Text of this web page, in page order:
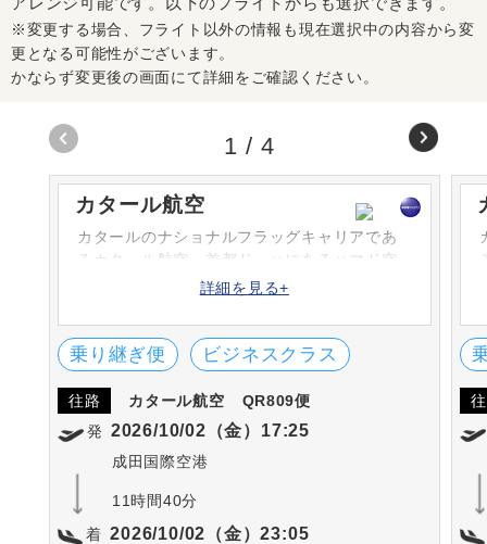
※変更する場合、フライト以外の情報も現在選択中の内容から変
更となる可能性がございます。
かならず変更後の画面にて詳細をご確認ください。
カタール航空
カタールのナショナルフラッグキャリアであ
るカタール航空。首都ドーハにあるハマド空
港を本拠地とし、コードシェアも含め150以上
評価は国際的にも高く、数々の賞を受賞して
いる。
詳細を見る+
乗り継ぎ便 ビジネスクラス
往路 カタール航空
QR809便
発 2026/10/02（金）17:25
成田国際空港
11時間40分
着 2026/10/02（金）23:05
1 /4